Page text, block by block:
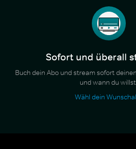
Sofort und überall
Buch dein Abo und stream sofort
und wann du
Wähl dein